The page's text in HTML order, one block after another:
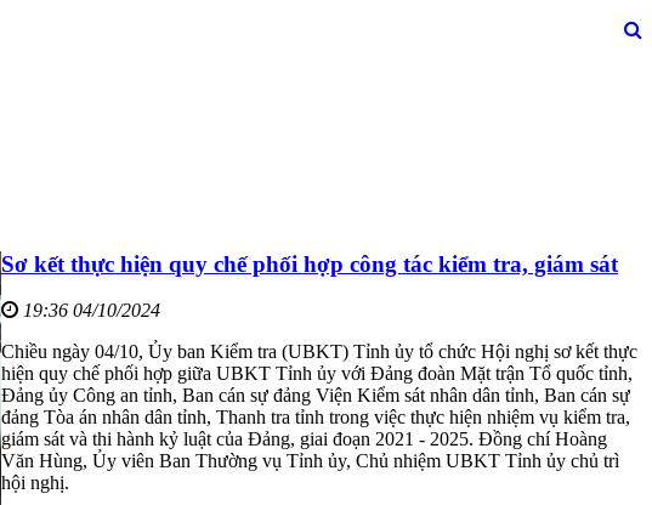
Sơ kết thực hiện quy chế phối hợp công tác kiểm tra, giám sát
19:36 04/10/2024
Chiều ngày 04/10, Ủy ban Kiểm tra (UBKT) Tỉnh ủy tổ chức Hội nghị sơ kết thực
hiện quy chế phối hợp giữa UBKT Tỉnh ủy với Đảng đoàn Mặt trận Tổ quốc tỉnh,
Đảng ủy Công an tỉnh, Ban cán sự đảng Viện Kiểm sát nhân dân tỉnh, Ban cán sự
đảng Tòa án nhân dân tỉnh, Thanh tra tỉnh trong việc thực hiện nhiệm vụ kiểm tra,
giám sát và thi hành kỷ luật của Đảng, giai đoạn 2021 - 2025. Đồng chí Hoàng
Văn Hùng, Ủy viên Ban Thường vụ Tỉnh ủy, Chủ nhiệm UBKT Tỉnh ủy chủ trì
hội nghị.